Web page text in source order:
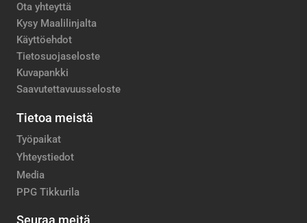
Ota yhteyttä
Kysy Maalilinjalta
Käyttöehdot
Tietosuojaseloste
Kuvapankki
Saavutettavuusseloste
Tietoa meistä
Työpaikat
Yhteystiedot
Media
PPG Tikkurila